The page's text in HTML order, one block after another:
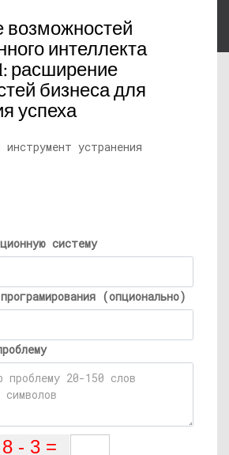
возможностей
интеллекта
расширение
бизнеса для
успеха
устранения
систему
(опционально)